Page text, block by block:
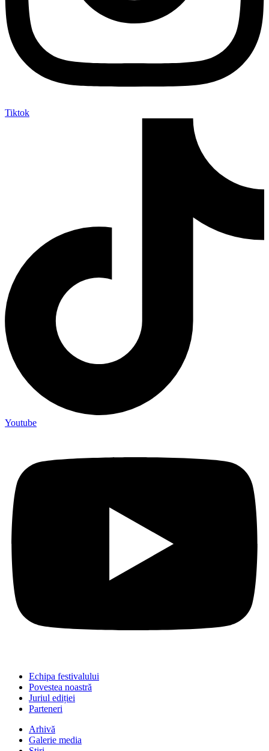
Tiktok
Youtube
Echipa festivalului
Povestea noastră
Juriul ediției
Parteneri
Arhivă
Galerie media